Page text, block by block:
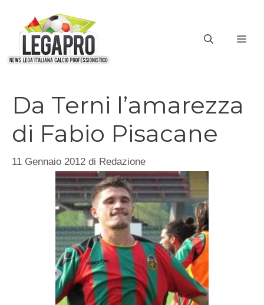
contenuto
Da Terni l’amarezza
di Fabio Pisacane
11 Gennaio 2012 di Redazione